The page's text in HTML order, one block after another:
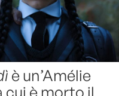
è un’Amélie
cui è morto il